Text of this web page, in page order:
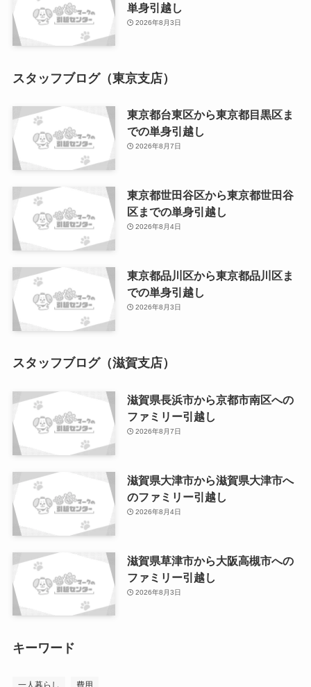
単身引越し
2026年8月3日
スタッフブログ（東京支店）
東京都台東区から東京都目黒区ま
での単身引越し
2026年8月7日
東京都世田谷区から東京都世田谷
区までの単身引越し
2026年8月4日
東京都品川区から東京都品川区ま
での単身引越し
2026年8月3日
スタッフブログ（滋賀支店）
滋賀県長浜市から京都市南区への
ファミリー引越し
2026年8月7日
滋賀県大津市から滋賀県大津市へ
のファミリー引越し
2026年8月4日
滋賀県草津市から大阪高槻市への
ファミリー引越し
2026年8月3日
キーワード
一人暮らし 費用